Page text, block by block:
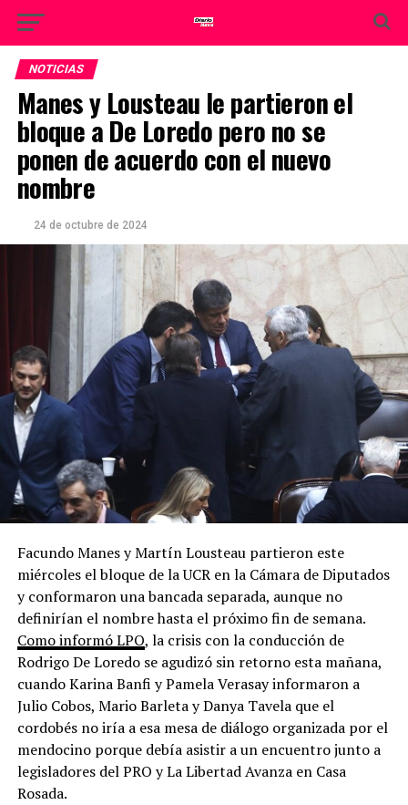
NOTICIAS
Manes y Lousteau le partieron el
bloque a De Loredo pero no se
ponen de acuerdo con el nuevo
nombre
24 de octubre de 2024
Facundo Manes y Martín Lousteau partieron este
miércoles el bloque de la UCR en la Cámara de Diputados
y conformaron una bancada separada, aunque no
definirían el nombre hasta el próximo fin de semana.
Como informó LPO, la crisis con la conducción de
Rodrigo De Loredo se agudizó sin retorno esta mañana,
cuando Karina Banfi y Pamela Verasay informaron a
Julio Cobos, Mario Barleta y Danya Tavela que el
cordobés no iría a esa mesa de diálogo organizada por el
mendocino porque debía asistir a un encuentro junto a
legisladores del PRO y La Libertad Avanza en Casa
Rosada.